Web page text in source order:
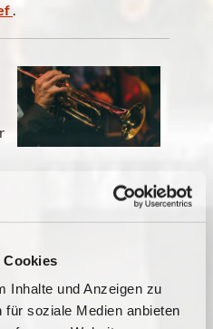
Cookies
Inhalte und Anzeigen zu
soziale Medien anbieten
.
Freitag von 16:30 bis
Bitte nehmen
auf.
Bläserchors finden